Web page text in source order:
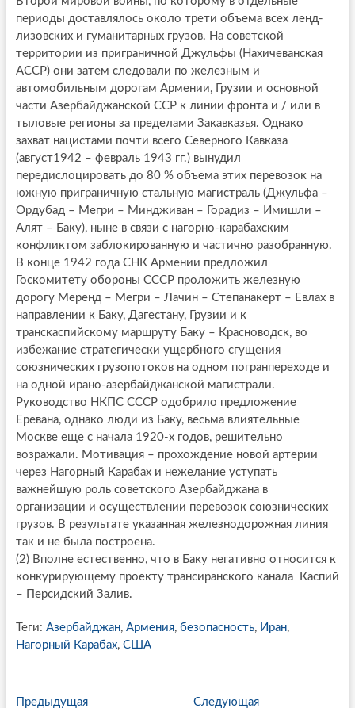
периоды доставлялось около трети объема всех ленд-
лизовских и гуманитарных грузов. На советской
территории из приграничной Джульфы (Нахичеванская
АССР) они затем следовали по железным и
автомобильным дорогам Армении, Грузии и основной
части Азербайджанской ССР к линии фронта и / или в
тыловые регионы за пределами Закавказья. Однако
захват нацистами почти всего Северного Кавказа
(август1942 – февраль 1943 гг.) вынудил
передислоцировать до 80 % объема этих перевозок на
южную приграничную стальную магистраль (Джульфа –
Ордубад – Мегри – Миндживан – Горадиз – Имишли –
Алят – Баку), ныне в связи с нагорно-карабахским
конфликтом заблокированную и частично разобранную.
В конце 1942 года СНК Армении предложил
Госкомитету обороны СССР проложить железную
дорогу Меренд – Мегри – Лачин – Степанакерт – Евлах в
направлении к Баку, Дагестану, Грузии и к
транскаспийскому маршруту Баку – Красноводск, во
избежание стратегически ущербного сгущения
союзнических грузопотоков на одном погранпереходе и
на одной ирано-азербайджанской магистрали.
Руководство НКПС СССР одобрило предложение
Еревана, однако люди из Баку, весьма влиятельные
Москве еще с начала 1920-х годов, решительно
возражали. Мотивация – прохождение новой артерии
через Нагорный Карабах и нежелание уступать
важнейшую роль советского Азербайджана в
организации и осуществлении перевозок союзнических
грузов. В результате указанная железнодорожная линия
так и не была построена.
(2) Вполне естественно, что в Баку негативно относится к
конкурирующему проекту трансиранского канала Каспий
– Персидский Залив.
Теги: Азербайджан, Армения, безопасность, Иран,
Нагорный Карабах, США
ПредыдущаяП
Следующая